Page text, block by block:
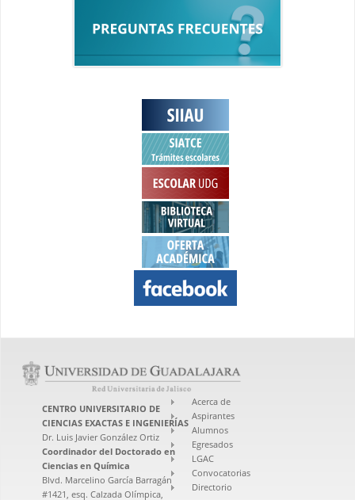
CENTRO UNIVERSITARIO DE
CIENCIAS EXACTAS E INGENIERÍAS
Dr. Luis Javier González Ortiz
Coordinador del Doctorado en
Ciencias en Química
Blvd. Marcelino García Barragán
#1421, esq. Calzada Olímpica,
Acerca de
Aspirantes
Alumnos
Egresados
LGAC
Convocatorias
Directorio